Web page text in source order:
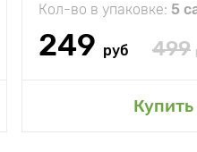
Кол-во в упаковке: 5
249 руб 499
Купить